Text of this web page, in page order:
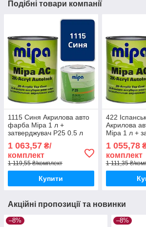
Подібні товари компанії
1115 Синя Акрилова авто
фарба Mipa 1 л +
затверджувач P25 0.5 л
1 063,57 ₴/
комплект
1 119,55 ₴/комплект
Купити
422
Акрилова
Mipa 1 л +
1 055,78
комплект
1 111,35 ₴/
Акційні пропозиції та новинки
–8% –8%